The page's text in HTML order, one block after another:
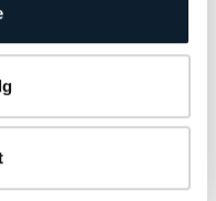
blir med på hele
gjester hele tiden.